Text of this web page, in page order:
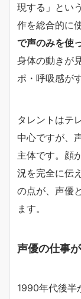
現する」とい
作を総合的に
で声のみを使
身体の動きが
ポ・呼吸感が
タレントはテ
中心ですが、
主体です。顔
況を完全に伝
の点が、声優
ます。
声優の仕事
1990年代後半